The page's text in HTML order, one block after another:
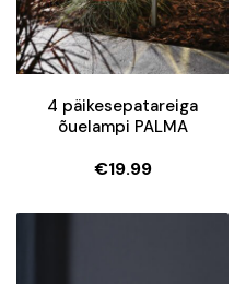
4 päikesepatareiga
õuelampi PALMA
€19.99